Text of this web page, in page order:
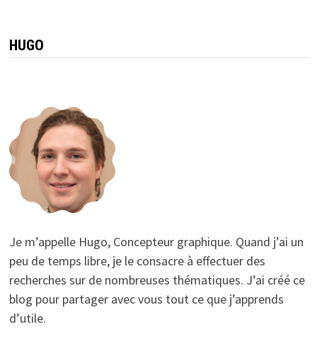
HUGO
Je m’appelle Hugo, Concepteur graphique. Quand j’ai un
peu de temps libre, je le consacre à effectuer des
recherches sur de nombreuses thématiques. J’ai créé ce
blog pour partager avec vous tout ce que j’apprends
d’utile.